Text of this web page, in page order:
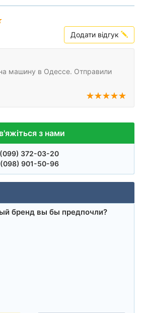
Додати відгук
машину в Одессе. Отправили
з нами
(099) 372-03-20
(098) 901-50-96
бренд вы бы предпочли?